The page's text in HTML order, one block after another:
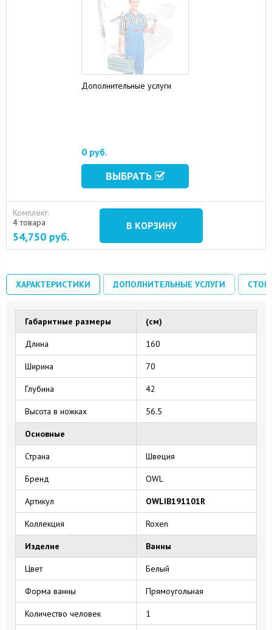
Дополнительные услуги
0 руб.
ВЫБРАТЬ
Комплект:
4 товара
54,750 руб.
В КОРЗИНУ
ХАРАКТЕРИСТИКИ ДОПОЛНИТЕЛЬНЫЕ УСЛУГИ
Габаритные размеры (см)
Длина 160
Ширина 70
Глубина 42
Высота в ножках 56.5
Основные
Страна Швеция
Бренд OWL
Артикул OWLIB191101R
Коллекция Roxen
Изделие Ванны
Цвет Белый
Форма ванны Прямоугольная
Количество человек 1